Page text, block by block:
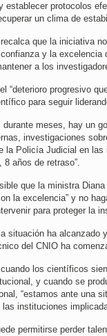
establecer protocolos
un clima de
que la iniciativa
y la excelencia
a los
“deterioro progresivo
para seguir
durante meses, hay un
investigaciones
la Policía Judicial en
8 años de retraso”.
que la ministra
la excelencia” y no
para proteger la
situación ha alcanzado
del CNIO ha
los científicos
y cuando se
“estamos ante una
instituciones
permitirse perder